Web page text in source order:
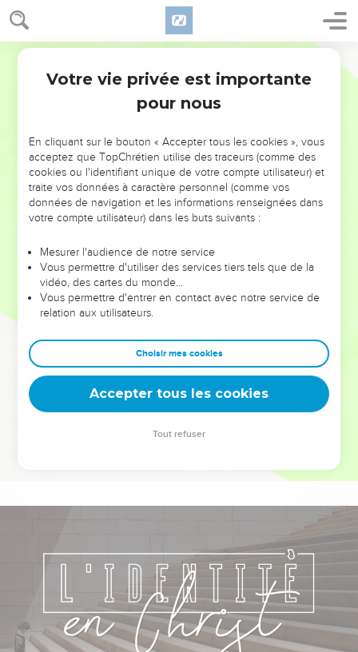
NE MANQUEZ PAS L’ÉVÉNEMENT
DE L’ANNÉE !
ET SI LEURS ERREURS POUVAIENT VOUS ÉVITER LES
VOTRES ?
leur foi ou leur vision. Mais on voit moins les doutes, les erreurs
et les saisons difficiles qu'ils ont traversés, alors même que ce
sont elles qui les ont façonnés.
Dans cette conférence, leaders, entrepreneurs, et responsables
clés pour avancer avec plus de sagesse afin que leurs erreurs
deviennent vos tremplins. Que vous guidiez un ministère, une
équipe, un groupe ou une famille, leur expérience est faite
Votre vie privée est importante
pour nous
En cliquant sur le bouton « Accepter tous les cookies », vous
acceptez que TopChrétien utilise des traceurs (comme des
cookies ou l'identifiant unique de votre compte utilisateur) et
traite vos données à caractère personnel (comme vos
données de navigation et les informations renseignées dans
votre compte utilisateur) dans les buts suivants :
Mesurer l'audience de notre service
Vous permettre d'utiliser des services tiers tels que de la
vidéo, des cartes du monde…
Vous permettre d'entrer en contact avec notre service de
relation aux utilisateurs.
Choisir mes cookies
Accepter tous les cookies
Tout refuser